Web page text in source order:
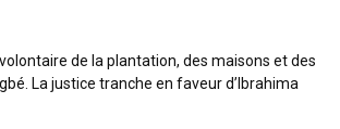
de la plantation, des maisons et des
La justice tranche en faveur d’Ibrahima